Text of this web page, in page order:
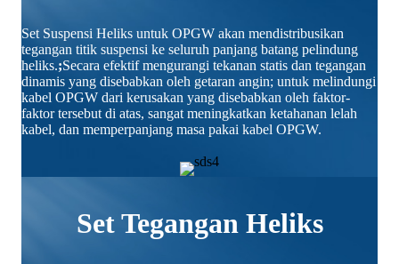
Set Suspensi Heliks untuk OPGW akan mendistribusikan
tegangan titik suspensi ke seluruh panjang batang pelindung
heliks.;Secara efektif mengurangi tekanan statis dan tegangan
dinamis yang disebabkan oleh getaran angin; untuk melindungi
kabel OPGW dari kerusakan yang disebabkan oleh faktor-
faktor tersebut di atas, sangat meningkatkan ketahanan lelah
kabel, dan memperpanjang masa pakai kabel OPGW.
Set Tegangan Heliks